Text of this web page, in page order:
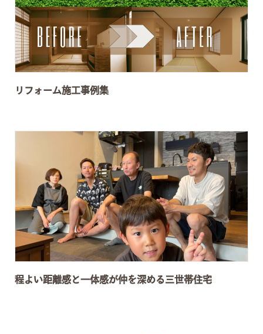
リフォーム施工事例集
程よい距離感と一体感が仲を深める三世帯住宅